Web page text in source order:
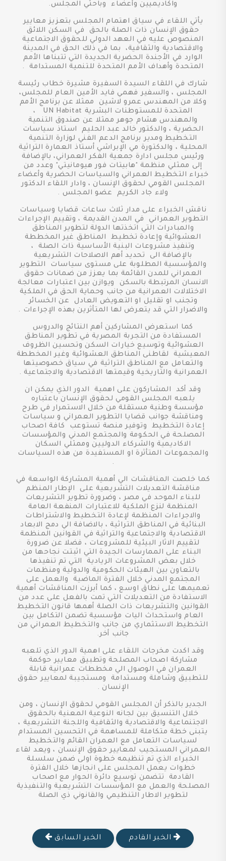
واكاديميين وأعضاء وباحثي المجلس.
يأتي اللقاء في سياق اهتمام المجلس بتعزيز معايير
حقوق الإنسان ذات الصلة بالحق في السكن اللائق
المنصوص عليه في العهد الدولي للحقوق الاجتماعية
والاقتصادية والثقافية، بما في ذلك الحق في المدينة
الوارد في الأجندة الحضرية الجديدة التي تتبناها الأمم
المتحدة وأهداف الأمم المتحدة للتنمية المستدامة .
شارك في اللقاء السيدة السفيرة مشيرة خطاب رئيسة
المجلس ، والسفير فهمي فايد الأمين العام للمجلس،
وكلا من المهندس عمرو لاشين ممثلا عن برنامج الأمم
المتحدة للمستوطنات البشرية UN Habitat ،
والمهندس هشام جوهر ممثلا عن صندوق التنمية
الحضرية ، والدكتور خالد عبد الحليم استاذ سياسات
التخطيط ومدير برنامج الدعم الفني لوزارة التنمية
المحلية ، والدكتورة مي الإبراشي أستاذ العمارة التراثية
ورئيس مجلس ادارة جمعية الفكر العمراني، بالإضافة
إلى ممثلي منظمة "هابيتات فور هيومانيتي" وعدد من
خبراء التخطيط العمراني والسياسات الحضرية وأعضاء
المجلس القومي لحقوق الإنسان ، وادار اللقاء الدكتور
ولاء جاد الكريم عضو المجلس .
ناقش الخبراء على مدار ثلاث ساعات قضايا وسياسات
التطوير العمراني في المدن القديمة ، وتقييم الإجراءات
والمبادرات التي اتخذتها الدولة لتطوير المناطق
العشوائية وإعادة تخطيط المناطق غير المخططة
وتنفيذ مشروعات البنية الأساسية ذات الصلة ،
بالإضافة الى تحديد أهم الاصلاحات التشريعية
والمؤسسية المطلوبة على مستوى سياسات التطوير
العمراني للمدن القائمة بما يعزز من ضمانات حقوق
الانسان المرتبطة بالسكن ويوازن بين اعتبارات معالجة
الاختلالات العمرانية من جانب وحماية الحق في الملكية
وتجنب او تقليل او التعويض العادل عن الخسائر
والاضرار التي قد يتعرض لها المتأثرين بهذه الإجراءات .
كما استعرض المشاركين أهم النتائج والدروس
المستفادة من التجربة المصرية في تطوير المناطق
العشوائية وتوسيع خيارات السكن وتحسين الظروف
المعيشية لقاطنى المناطق العشوائية وغير المخططة
والتعامل مع المناطق التراثية في سياق خصوصيتها
العمرانية والتاريخية وقيمتها الاقتصادية والاجتماعية .
وقد أكد المشاركون على اهمية الدور الذي يمكن ان
يلعبه المجلس القومي لحقوق الإنسان باعتباره
مؤسسة وطنية مستقلة من خلال الاستمرار في طرح
ومناقشة جوانب قضايا التطوير العمراني و سياسات
إعادة التخطيط وتوفير منصة تستوعب كافة اصحاب
المصلحة في الحكومة والمجتمع المدني والمؤسسات
الاكاديمية والشركاء الدوليين وممثلي السكان
والمجموعات المتأثرة او المستفيدة من هذه السياسات
.
كما خلصت المناقشات الي أهمية المشاركة الواسعة في
مناقشة التعديلات التشريعية على الإطار المنظم
للبناء الموحد في مصر ، وضرورة تطوير التشريعات
المنظمة لنزع الملكية للاعتبارات المنفعة العامة
والاجراءات المنظمة لإعادة التخطيط والاشتراطات
البنائية في المناطق التراثية ، بالاضافة الي دمج الابعاد
الاقتصادية والاجتماعية والتراثية في القوانين المنظمة
لتقييم الاثار البيئية للمشروعات ، فضلا عن ضرورة
البناء على الممارسات الجيدة التي اثبتت نجاحها من
خلال بعض المشروعات الريادية التي تم تنفيذها
بالتعاون بين الهيئات الحكومية والدولية ومنظمات
المجتمع المدني خلال الفترة الماضية والعمل على
تعميمها على نطاق اوسع ، كما أبرزت المناقشات أهمية
الاستفادة من التعديلات التي تمت بالفعل على عدد من
القوانين والتشريعات ذات الصلة أهمها قانون التخطيط
العام واستحداث اليات مؤسسية تضمن التكامل بين
التخطيط الاستثماري من جانب والتخطيط العمراني من
جانب أخر.
وقد اكدت مخرجات اللقاء على اهمية الدور الذي تلعبه
مشاركة اصحاب المصلحة وتطبيق معايير حوكمة
العمران في الوصول الي مخططات عمرانية قابلة
للتطبيق وشاملة ومستدامة ومستجيبة لمعايير حقوق
الإنسان .
الجدير بالذكر أن المجلس القومي لحقوق الإنسان ، ومن
خلال التنسيق بين لجانه النوعية المعنية بالحقوق
الاجتنماعية والاقتصادية والثقافية واللجنة التشريعية ،
يتبنى خطة متكاملة للمساهمة في التحسين المستدام
لسياسات التعامل مع العمران القائم والتخطيط
العمراني المستجيب لمعايير حقوق الإنسان ، ويعد لقاء
الخبراء الذي تم تنظيمه خطوة اولى ضمن سلسلة
خطوات يعمل المجلس على انجازها خلال الفترة
القادمة تتضمن توسيع دائرة الحوار مع اصحاب
المصلحة والعمل مع المؤسسات التشريعية والتنفيذية
لتطوير الاطار التنظيمي والقانوني ذي الصلة
الخبر القادم الخبر السابق